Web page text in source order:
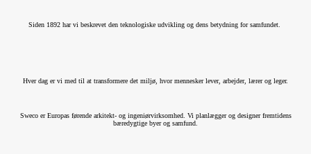
Siden 1892 har vi beskrevet den teknologiske udvikling og dens betydning for samfundet.
Hver dag er vi med til at transformere det miljø, hvor mennesker lever, arbejder, lærer og leger.
Sweco er Europas førende arkitekt- og ingeniørvirksomhed. Vi planlægger og designer fremtidens
bæredygtige byer og samfund.